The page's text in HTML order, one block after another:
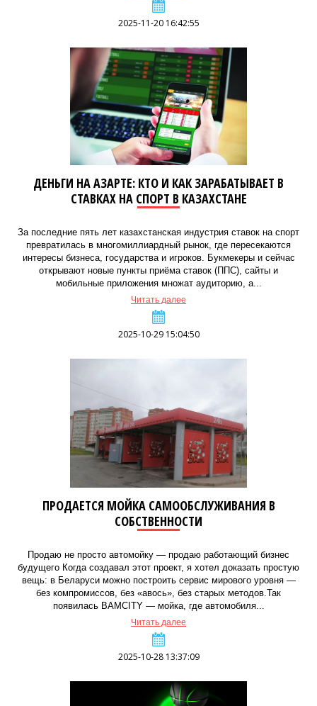
2025-11-20 16:42:55
ДЕНЬГИ НА АЗАРТЕ: КТО И КАК ЗАРАБАТЫВАЕТ В
СТАВКАХ НА СПОРТ В КАЗАХСТАНЕ
За последние пять лет казахстанская индустрия ставок на спорт
превратилась в многомиллиардный рынок, где пересекаются
интересы бизнеса, государства и игроков. Букмекеры и сейчас
открывают новые пункты приёма ставок (ППС), сайты и
мобильные приложения множат аудиторию, а...
Читать далее
2025-10-29 15:04:50
ПРОДАЕТСЯ МОЙКА САМООБСЛУЖИВАНИЯ В
СОБСТВЕННОСТИ
Продаю не просто автомойку — продаю работающий бизнес
будущего Когда создавал этот проект, я хотел доказать простую
вещь: в Беларуси можно построить сервис мирового уровня —
без компромиссов, без «авось», без старых методов.Так
появилась BAMCITY — мойка, где автомобиля...
Читать далее
2025-10-28 13:37:09